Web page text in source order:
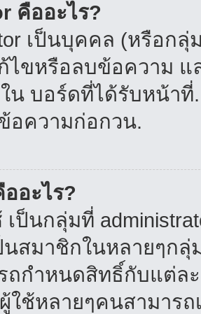
คืออะไร?
เป็นบุคคล (หรือก
ไขหรือลบข้อความ แ
น บอร์ดที่ได้รับหน้าที่
อความก่อกวน.
อะไร?
ป็นกลุ่มที่
นสมาชิกในหลายๆก
ถกำหนดสิทธิ์กับแต่ล
ใช้หลายๆคนสามารถ